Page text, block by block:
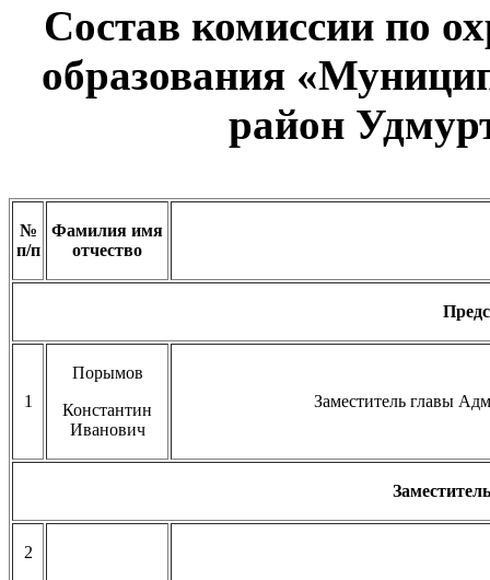
Состав комиссии по
образования
район
№
п/п
Фамилия имя
отчество
1
Порымов
Константин
Иванович
Заместитель главы
2